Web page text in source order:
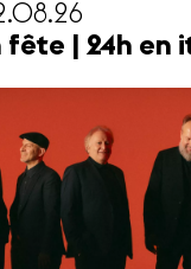
fête | 24h en